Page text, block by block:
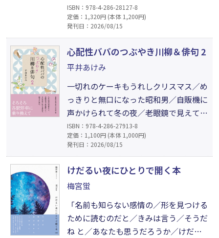
の連なりを詠い描いた短歌集。季節の移
ろいの中で目にする花々や虫などに心を
寄せ、鳥の声に耳を澄ませ、また、ふと
愛する家族を想い、その時々の親交を大
切にする。そんなセンシティブな慧眼と
瑞々しい感受性で日常を切り取った作品
集。
ISBN：978-4-286-28127-8
定価：1,320円 (本体 1,200円)
発刊日：2026/08/15
心配性ババのつぶやき川柳＆俳句 2
平井あけみ
一切れのケーキもうれしクリスマス／め
っきりと無口になった昭和男／自販機に
声かけられて冬の夜／老眼鏡で見えてき
た他人（ひと）の痛み／……急行列車だ
った人生も、そろそろ各駅停車に乗り換
窓から見える景色は……？ 何気ない
日々を詠んだ俳句、令和の世相を反映し
た川柳に「昭和懐かし川柳」も収録した
「つぶやき川柳＆俳句」の第二弾。
ISBN：978-4-286-27913-8
定価：1,100円 (本体 1,000円)
発刊日：2026/08/15
けだるい夜にひとりで開く本
梅宮蛍
「名前も知らない感情の／形を見つける
ために読むのだと／きみは言う／そうだ
ね と／あなたも思うだろうか／けだる